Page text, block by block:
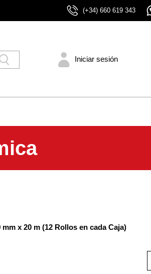
(+34) 660 619 343
Iniciar sesión
x 20 m (12 Rollos en cada Caja)